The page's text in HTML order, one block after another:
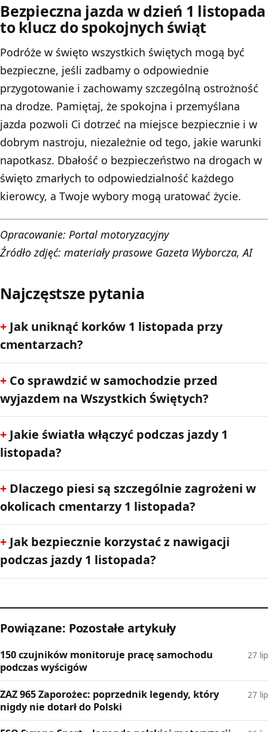
Bezpieczna jazda w dzień 1 listopada
to klucz do spokojnych świąt
Podróże w święto wszystkich świętych mogą być
bezpieczne, jeśli zadbamy o odpowiednie
przygotowanie i zachowamy szczególną ostrożność
na drodze. Pamiętaj, że spokojna i przemyślana
jazda pozwoli Ci dotrzeć na miejsce bezpiecznie i w
dobrym nastroju, niezależnie od tego, jakie warunki
napotkasz. Dbałość o bezpieczeństwo na drogach w
święto zmarłych to odpowiedzialność każdego
kierowcy, a Twoje wybory mogą uratować życie.
Opracowanie: Portal motoryzacyjny
Źródło zdjęć: materiały prasowe Gazeta Wyborcza, AI
Najczęstsze pytania
Jak uniknąć korków 1 listopada przy
cmentarzach?
Co sprawdzić w samochodzie przed
wyjazdem na Wszystkich Świętych?
Jakie światła włączyć podczas jazdy 1
listopada?
Dlaczego piesi są szczególnie zagrożeni w
okolicach cmentarzy 1 listopada?
Jak bezpiecznie korzystać z nawigacji
podczas jazdy 1 listopada?
Powiązane: Pozostałe artykuły
150 czujników monitoruje pracę samochodu
podczas wyścigów
27 lip
ZAZ 965 Zaporożec: poprzednik legendy, który
nigdy nie dotarł do Polski
27 lip